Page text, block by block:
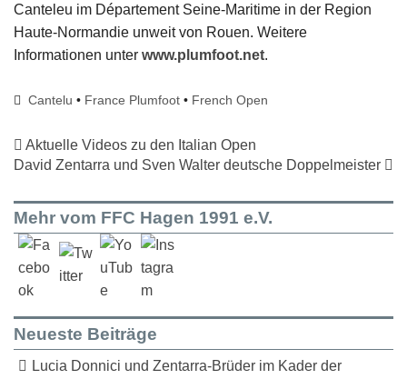
Canteleu im Département Seine-Maritime in der Region
Haute-Normandie unweit von Rouen. Weitere
Informationen unter www.plumfoot.net.
Cantelu • France Plumfoot • French Open
Aktuelle Videos zu den Italian Open
David Zentarra und Sven Walter deutsche Doppelmeister
Mehr vom FFC Hagen 1991 e.V.
Neueste Beiträge
Lucia Donnici und Zentarra-Brüder im Kader der